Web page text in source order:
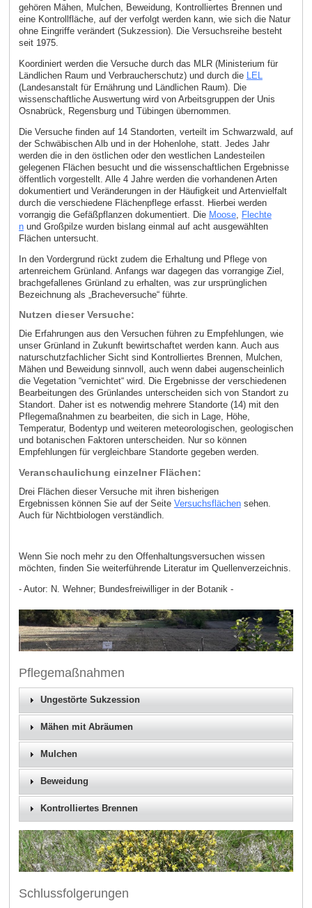
gehören Mähen, Mulchen, Beweidung, Kontrolliertes Brennen und
eine Kontrollfläche, auf der verfolgt werden kann, wie sich die Natur
ohne Eingriffe verändert (Sukzession). Die Versuchsreihe besteht
seit 1975.
Koordiniert werden die Versuche durch das MLR (Ministerium für
Ländlichen Raum und Verbraucherschutz) und durch die
LEL
(Landesanstalt für Ernährung und Ländlichen Raum). Die
wissenschaftliche Auswertung wird von Arbeitsgruppen der Unis
Osnabrück, Regensburg und Tübingen übernommen.
Die Versuche finden auf 14 Standorten, verteilt im Schwarzwald, auf
der Schwäbischen Alb und in der Hohenlohe, statt. Jedes Jahr
werden die in den östlichen oder den westlichen Landesteilen
gelegenen Flächen besucht und die wissenschaftlichen Ergebnisse
öffentlich vorgestellt. Alle 4 Jahre werden die vorhandenen Arten
dokumentiert und Veränderungen in der Häufigkeit und Artenvielfalt
durch die verschiedene Flächenpflege erfasst. Hierbei werden
vorrangig die Gefäßpflanzen dokumentiert. Die Moose, Flechte
nund Großpilze wurden bislang einmal auf acht ausgewählten
Flächen untersucht.
In den Vordergrund rückt zudem die Erhaltung und Pflege von
artenreichem Grünland. Anfangs war dagegen das vorrangige Ziel,
brachgefallenes Grünland zu erhalten, was zur ursprünglichen
Bezeichnung als „Bracheversuche“ führte.
Nutzen dieser Versuche:
Die Erfahrungen aus den Versuchen führen zu Empfehlungen, wie
unser Grünland in Zukunft bewirtschaftet werden kann. Auch aus
naturschutzfachlicher Sicht sind Kontrolliertes Brennen, Mulchen,
Mähen und Beweidung sinnvoll, auch wenn dabei augenscheinlich
die Vegetation “vernichtet“ wird. Die Ergebnisse der verschiedenen
Bearbeitungen des Grünlandes unterscheiden sich von Standort zu
Standort. Daher ist es notwendig mehrere Standorte (14) mit den
Pflegemaßnahmen zu bearbeiten, die sich in Lage, Höhe,
Temperatur, Bodentyp und weiteren meteorologischen, geologischen
und botanischen Faktoren unterscheiden. Nur so können
Empfehlungen für vergleichbare Standorte gegeben werden.
Veranschaulichung einzelner Flächen:
Drei Flächen dieser Versuche mit ihren bisherigen
Ergebnissen können Sie auf der Seite Versuchsflächensehen.
Auch für Nichtbiologen verständlich.
Wenn Sie noch mehr zu den Offenhaltungsversuchen wissen
möchten, finden Sie weiterführende Literatur im Quellenverzeichnis.
- Autor: N. Wehner; Bundesfreiwilliger in der Botanik -
Pflegemaßnahmen
Ungestörte Sukzession
Mähen mit Abräumen
Mulchen
Beweidung
Kontrolliertes Brennen
Schlussfolgerungen